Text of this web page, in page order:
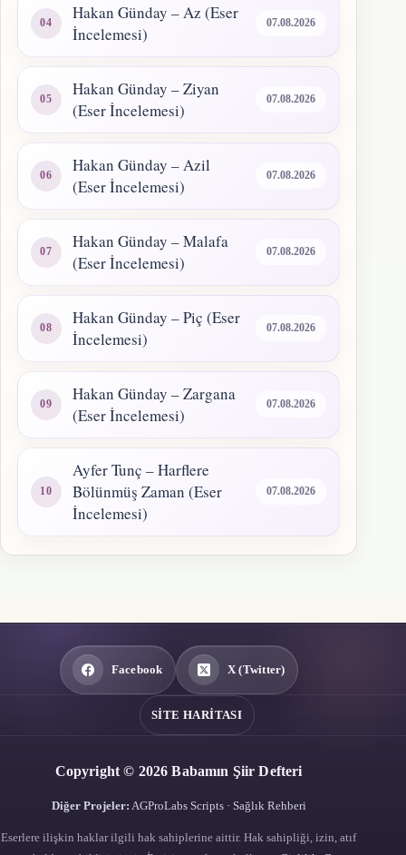
Hakan Günday – Az (Eser
İncelemesi)
07.08.2026
Hakan Günday – Ziyan
(Eser İncelemesi)
07.08.2026
Hakan Günday – Azil
(Eser İncelemesi)
07.08.2026
Hakan Günday – Malafa
(Eser İncelemesi)
07.08.2026
Hakan Günday – Piç (Eser
İncelemesi)
07.08.2026
Hakan Günday – Zargana
(Eser İncelemesi)
07.08.2026
Ayfer Tunç – Harflere
Bölünmüş Zaman (Eser
İncelemesi)
07.08.2026
Facebook X (Twitter)
SITE HARITASI
Copyright © 2026 Babamın Şiir Defteri
Diğer Projeler: AGProLabs Scripts · Sağlık Rehberi
Eserlere ilişkin haklar ilgili hak sahiplerine aittir. Hak sahipliği, izin, atıf